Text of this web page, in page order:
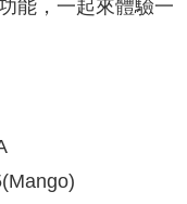
能，一起來體驗一